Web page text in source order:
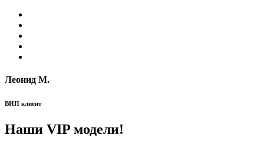
Леонид М.
ВИП клиент
Наши VIP модели!